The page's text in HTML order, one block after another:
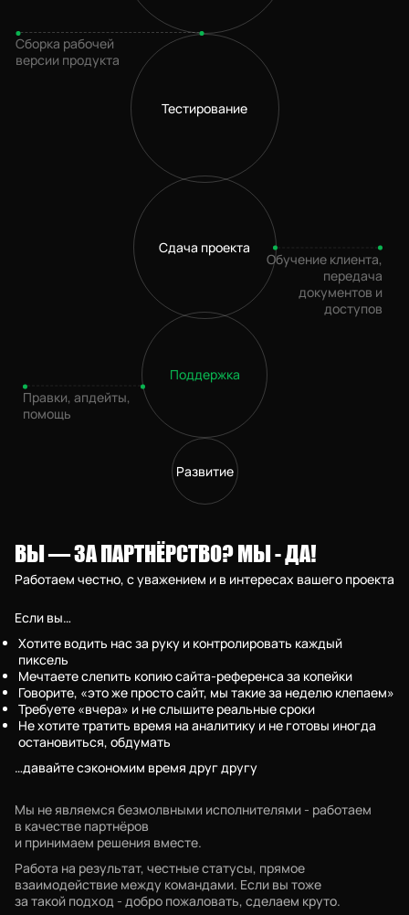
Сборка рабочей
версии продукта
Тестирование
Сдача проекта
Обучение клиента,
передача
документов и
доступов
Поддержка
Правки, апдейты,
помощь
Развитие
ВЫ — ЗА ПАРТНЁРСТВО? МЫ - ДА!
Работаем честно, с уважением и в интересах вашего проекта
Если вы…
Хотите водить нас за руку и контролировать каждый
пиксель
Мечтаете слепить копию сайта-референса за копейки
Говорите, «это же просто сайт, мы такие за неделю клепаем»
Требуете «вчера» и не слышите реальные сроки
Не хотите тратить время на аналитику и не готовы иногда
остановиться, обдумать
…давайте сэкономим время друг другу
Мы не являемся безмолвными исполнителями - работаем
в качестве партнёров
и принимаем решения вместе.
Работа на результат, честные статусы, прямое
взаимодействие между командами. Если вы тоже
за такой подход - добро пожаловать, сделаем круто.
выберите услугу
Предпочитаемый способ связи
звонок whatsapp
не определен
500 тыс - 1 млн ₽
более 3 мн ₽
даю согласие на обработку персональных данных
MAX: Валентин Ефимов